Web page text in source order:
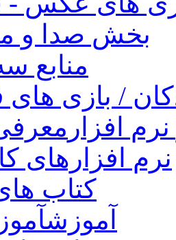
بخش صدا و
منابع
/ بازی
افزار
نرم افزارهای
کتاب
آموزش